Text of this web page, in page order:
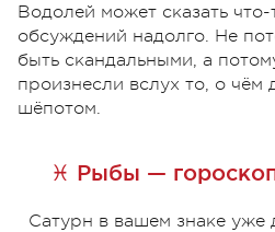
Водолей может сказать что-
обсуждений надолго. Не
быть скандальными, а
произнесли вслух то, о чём
шёпотом.
♓ Рыбы —
Сатурн в вашем знаке уже